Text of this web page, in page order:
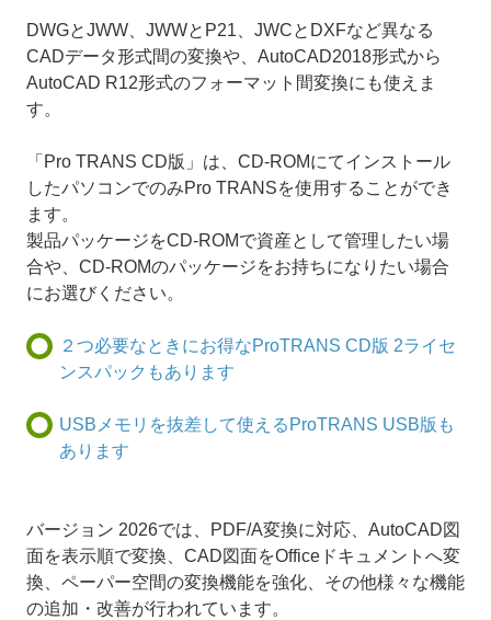
DWGとJWW、JWWとP21、JWCとDXFなど異なる
CADデータ形式間の変換や、AutoCAD2018形式から
AutoCAD R12形式のフォーマット間変換にも使えま
す。
「Pro TRANS CD版」は、CD-ROMにてインストール
したパソコンでのみPro TRANSを使用することができ
ます。
製品パッケージをCD-ROMで資産として管理したい場
合や、CD-ROMのパッケージをお持ちになりたい場合
にお選びください。
２つ必要なときにお得なProTRANS CD版 2ライセ
ンスパックもあります
USBメモリを抜差して使えるProTRANS USB版も
あります
バージョン 2026では、PDF/A変換に対応、AutoCAD図
面を表示順で変換、CAD図面をOfficeドキュメントへ変
換、ペーパー空間の変換機能を強化、その他様々な機能
の追加・改善が行われています。